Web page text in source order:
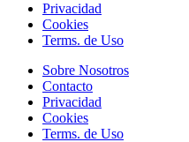
Privacidad
Cookies
Terms. de Uso
Sobre Nosotros
Contacto
Privacidad
Cookies
Terms. de Uso